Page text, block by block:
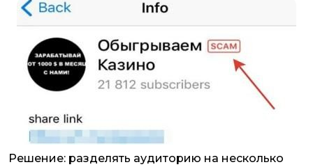
Решение: разделять аудиторию на несколько